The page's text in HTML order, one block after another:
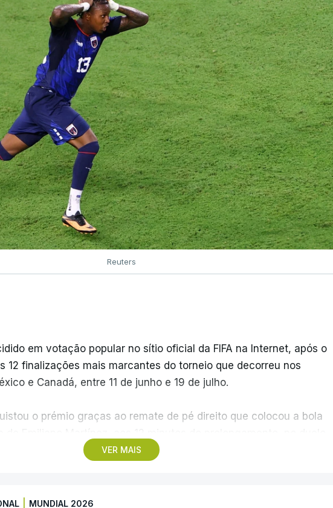
Reuters
VER MAIS
em votação popular no sítio oficial da FIFA na Internet, após o
12 finalizações mais marcantes do torneio que decorreu nos
e Canadá, entre 11 de junho e 19 de julho.
o prémio graças ao remate de pé direito que colocou a bola
que fez Cabo Verde sonhar alto na sua primeira participação
MUNDIAL 2026